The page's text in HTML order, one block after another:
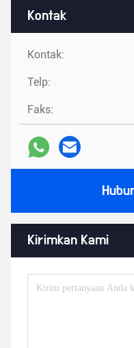
Kontak
Kontak:
Telp:
Faks:
Kirimkan Kami